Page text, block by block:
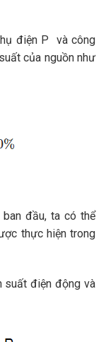
điện P và công
của nguồn như
đầu, ta có thể
thực hiện trong
suất điện động và